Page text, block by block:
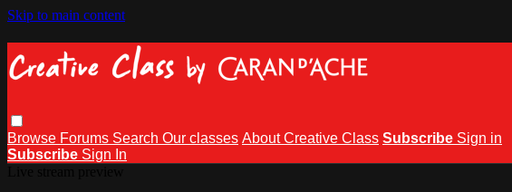
Skip to main content
Browse Forums Search Our classes About Creative Class Subscribe Sign in
Subscribe Sign In